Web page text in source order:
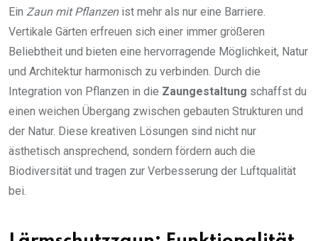
Ein Zaun mit Pflanzenist mehr als nur eine Barriere.
Vertikale Gärten erfreuen sich einer immer größeren
Beliebtheit und bieten eine hervorragende Möglichkeit, Natur
und Architektur harmonisch zu verbinden. Durch die
Integration von Pflanzen in die Zaungestaltung schaffst du
einen weichen Übergang zwischen gebauten Strukturen und
der Natur. Diese kreativen Lösungen sind nicht nur
ästhetisch ansprechend, sondern fördern auch die
Biodiversität und tragen zur Verbesserung der Luftqualität
bei.